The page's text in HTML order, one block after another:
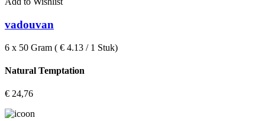
vadouvan
6 x 50 Gram ( € 4.13 / 1 Stuk)
Natural Temptation
€ 24,76